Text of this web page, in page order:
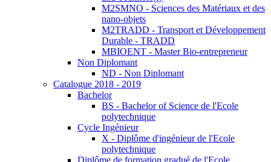
M2SMNO - Sciences des Matériaux et des
nano-objets
M2TRADD - Transport et Développement
Durable - TRADD
MBIOENT - Master Bio-entrepreneur
Non Diplomant
ND - Non Diplomant
Catalogue 2018 - 2019
Bachelor
BS - Bachelor of Science de l'Ecole
polytechnique
Cycle Ingénieur
X - Diplôme d'ingénieur de l'Ecole
polytechnique
Diplôme de formation gradué de l'Ecole